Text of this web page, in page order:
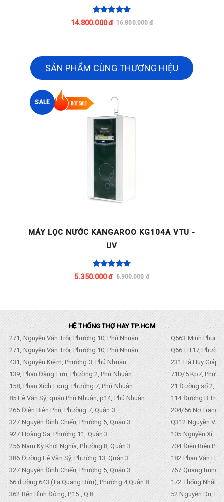
14.800.000 đ 16.800.000 đ
SẢN PHẨM CÙNG THƯƠNG HIỆU
SALE
MÁY LỌC NƯỚC KANGAROO KG104A VTU -
UV
5.350.000 đ 6.900.000 đ
HỆ THỐNG THỢ HAY TP.HCM
271, Nguyễn Văn Trỗi, Phường 10, Phú Nhuận
Q563 Minh
271, Nguyễn Văn Trỗi, Phường 10, Phú Nhuận
Q66 HT17,
431, Nguyễn Kiệm, Phường 3, Phú Nhuận
231 Hà Huy Giáp,
139, Phan Đăng Lưu, Phường 2, Phú Nhuận
71D/5 Kp7,
158, Phan Xích Long, Phường 7, Phú Nhuận
21 Đường số 2,
85 Lê Văn Sỹ, quận Phú Nhuận, p14, Phú Nhuận
114 Đường B
265 Điện Biên Phủ, Phường 7, Quận 3
204/56 Nơ Trang
327 Nguyễn Đình Chiểu, Phường 5, Quận 3
Q312 Nguyền
927 Hoàng Sa, Phường 11, Quận 3
105 Nguyền Xí,
256 Nam Kỳ Khởi Nghĩa, Phường 8, Quận 3
704 Điện Biên
386 Đường Lê Văn Sỹ, Phường 13, Quận 3
182 Phan Văn
327 Nguyễn Đình Chiểu, Phường 5, Quận 3
767 Quang trung,
66 đường 643 (Tạ Quang Bửu), Phường 4,Quận 8
172 Thống Nhất.
362 Bến Bình Đông, P.15 , Q.8
52 Nguyễn Du,